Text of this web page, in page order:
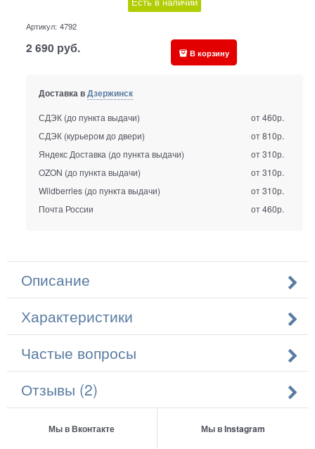
Артикул: 4792
2 690 руб. В корзину
Доставка вДзержинск
СДЭК (до пункта выдачи)
от 460р.
СДЭК (курьером до двери)
от 810р.
Яндекс Доставка (до пункта выдачи)
от 310р.
OZON (до пункта выдачи)
от 310р.
Wildberries (до пункта выдачи)
от 310р.
Почта России
от 460р.
Описание
Характеристики
Частые вопросы
Отзывы (2)
Мы в Вконтакте Мы в Instagram